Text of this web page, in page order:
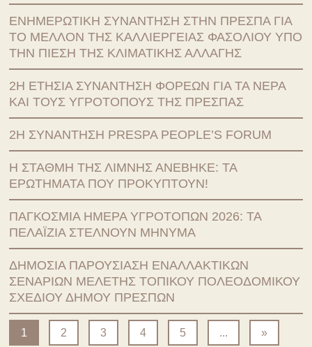
ΕΝΗΜΕΡΩΤΙΚΉ ΣΥΝΆΝΤΗΣΗ ΣΤΗΝ ΠΡΈΣΠΑ ΓΙΑ
ΤΟ ΜΈΛΛΟΝ ΤΗΣ ΚΑΛΛΙΈΡΓΕΙΑΣ ΦΑΣΟΛΙΟΎ ΥΠΌ
ΤΗΝ ΠΊΕΣΗ ΤΗΣ ΚΛΙΜΑΤΙΚΉΣ ΑΛΛΑΓΉΣ
2Η ΕΤΉΣΙΑ ΣΥΝΆΝΤΗΣΗ ΦΟΡΈΩΝ ΓΙΑ ΤΑ ΝΕΡΆ
ΚΑΙ ΤΟΥΣ ΥΓΡΟΤΌΠΟΥΣ ΤΗΣ ΠΡΈΣΠΑΣ
2Η ΣΥΝΆΝΤΗΣΗ PRESPA PEOPLE’S FORUM
Η ΣΤΆΘΜΗ ΤΗΣ ΛΊΜΝΗΣ ΑΝΈΒΗΚΕ: ΤΑ
ΕΡΩΤΉΜΑΤΑ ΠΟΥ ΠΡΟΚΎΠΤΟΥΝ!
ΠΑΓΚΌΣΜΙΑ ΗΜΈΡΑ ΥΓΡΟΤΌΠΩΝ 2026: ΤΑ
ΠΕΛΑΪ́ΖΙΑ ΣΤΈΛΝΟΥΝ ΜΉΝΥΜΑ
ΔΗΜΌΣΙΑ ΠΑΡΟΥΣΊΑΣΗ ΕΝΑΛΛΑΚΤΙΚΏΝ
ΣΕΝΑΡΊΩΝ ΜΕΛΈΤΗΣ ΤΟΠΙΚΟΎ ΠΟΛΕΟΔΟΜΙΚΟΎ
ΣΧΕΔΊΟΥ ΔΉΜΟΥ ΠΡΕΣΠΏΝ
1 2 3 4 5 ... »